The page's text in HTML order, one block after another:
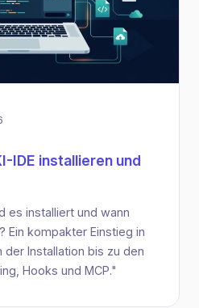
IDE installieren und
es installiert und wann
Ein kompakter Einstieg in
der Installation bis zu den
Hooks und MCP."